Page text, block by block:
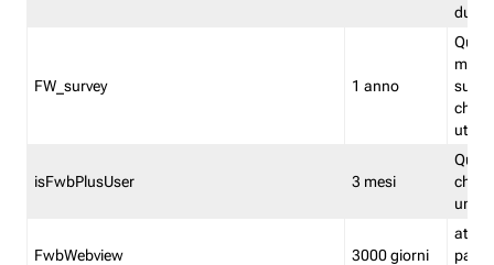
FW_survey 1 anno
utenti
isFwbPlusUser 3 mesi
che
una
FwbWebview 3000 giorni
attiva